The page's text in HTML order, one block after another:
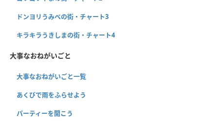
ドンヨリうみべの街・チャート3
キラキラうきしまの街・チャート4
大事なおねがいごと
大事なおねがいごと一覧
あくびで雨をふらせよう
パーティーを開こう